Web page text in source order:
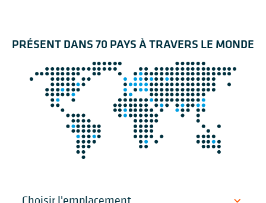
PRÉSENT DANS 70 PAYS À TRAVERS LE MONDE